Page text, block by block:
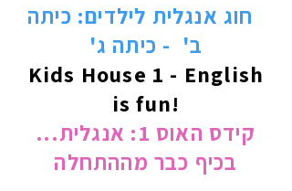
חוג אנגלית לילדים: כיתה
ב' - כיתה ג'
Kids House 1 - English
is fun!
...קידס האוס 1: אנגלית
בכיף כבר מההתחלה